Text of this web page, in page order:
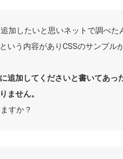
加したいと思いネットで調べた
いう内容がありCSSのサンプル
追加してくださいと書いてあっ
ません。
すか？